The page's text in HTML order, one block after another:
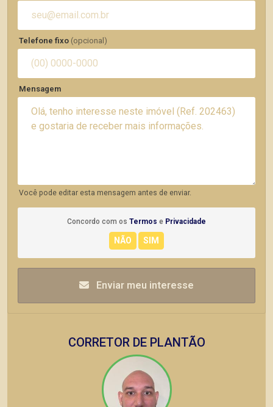
Telefone fixo (opcional)
Mensagem
Você pode editar esta mensagem antes de enviar.
Concordo com os Termos e Privacidade
Enviar meu interesse
CORRETOR DE PLANTÃO